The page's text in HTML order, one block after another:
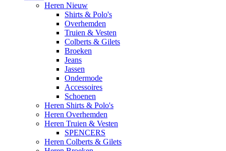
Heren Nieuw
Shirts & Polo's
Overhemden
Truien & Vesten
Colberts & Gilets
Broeken
Jeans
Jassen
Ondermode
Accessoires
Schoenen
Heren Shirts & Polo's
Heren Overhemden
Heren Truien & Vesten
SPENCERS
Heren Colberts & Gilets